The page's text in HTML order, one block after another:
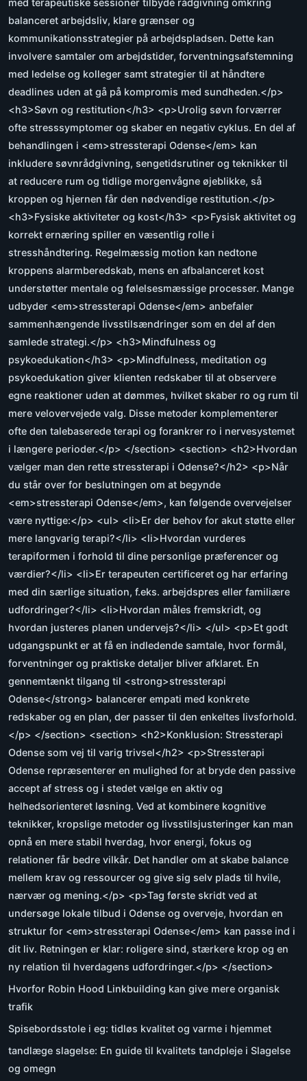
med terapeutiske sessioner tilbyde rådgivning omkring
balanceret arbejdsliv, klare grænser og
kommunikationsstrategier på arbejdspladsen. Dette kan
involvere samtaler om arbejdstider, forventningsafstemning
med ledelse og kolleger samt strategier til at håndtere
deadlines uden at gå på kompromis med sundheden.</p>
<h3>Søvn og restitution</h3> <p>Urolig søvn forværrer
ofte stresssymptomer og skaber en negativ cyklus. En del af
behandlingen i <em>stressterapi Odense</em> kan
inkludere søvnrådgivning, sengetidsrutiner og teknikker til
at reducere rum og tidlige morgenvågne øjeblikke, så
kroppen og hjernen får den nødvendige restitution.</p>
<h3>Fysiske aktiviteter og kost</h3> <p>Fysisk aktivitet og
korrekt ernæring spiller en væsentlig rolle i
stresshåndtering. Regelmæssig motion kan nedtone
kroppens alarmberedskab, mens en afbalanceret kost
understøtter mentale og følelsesmæssige processer. Mange
udbyder <em>stressterapi Odense</em> anbefaler
sammenhængende livsstilsændringer som en del af den
samlede strategi.</p> <h3>Mindfulness og
psykoedukation</h3> <p>Mindfulness, meditation og
psykoedukation giver klienten redskaber til at observere
egne reaktioner uden at dømmes, hvilket skaber ro og rum til
mere velovervejede valg. Disse metoder komplementerer
ofte den talebaserede terapi og forankrer ro i nervesystemet
i længere perioder.</p> </section> <section> <h2>Hvordan
vælger man den rette stressterapi i Odense?</h2> <p>Når
du står over for beslutningen om at begynde
<em>stressterapi Odense</em>, kan følgende overvejelser
være nyttige:</p> <ul> <li>Er der behov for akut støtte eller
mere langvarig terapi?</li> <li>Hvordan vurderes
terapiformen i forhold til dine personlige præferencer og
værdier?</li> <li>Er terapeuten certificeret og har erfaring
med din særlige situation, f.eks. arbejdspres eller familiære
udfordringer?</li> <li>Hvordan måles fremskridt, og
hvordan justeres planen undervejs?</li> </ul> <p>Et godt
udgangspunkt er at få en indledende samtale, hvor formål,
forventninger og praktiske detaljer bliver afklaret. En
gennemtænkt tilgang til <strong>stressterapi
Odense</strong> balancerer empati med konkrete
redskaber og en plan, der passer til den enkeltes livsforhold.
</p> </section> <section> <h2>Konklusion: Stressterapi
Odense som vej til varig trivsel</h2> <p>Stressterapi
Odense repræsenterer en mulighed for at bryde den passive
accept af stress og i stedet vælge en aktiv og
helhedsorienteret løsning. Ved at kombinere kognitive
teknikker, kropslige metoder og livsstilsjusteringer kan man
opnå en mere stabil hverdag, hvor energi, fokus og
relationer får bedre vilkår. Det handler om at skabe balance
mellem krav og ressourcer og give sig selv plads til hvile,
nærvær og mening.</p> <p>Tag første skridt ved at
undersøge lokale tilbud i Odense og overveje, hvordan en
struktur for <em>stressterapi Odense</em> kan passe ind i
dit liv. Retningen er klar: roligere sind, stærkere krop og en
ny relation til hverdagens udfordringer.</p> </section>
Hvorfor Robin Hood Linkbuilding kan give mere organisk
trafik
Spisebordsstole i eg: tidløs kvalitet og varme i hjemmet
tandlæge slagelse: En guide til kvalitets tandpleje i Slagelse
og omegn